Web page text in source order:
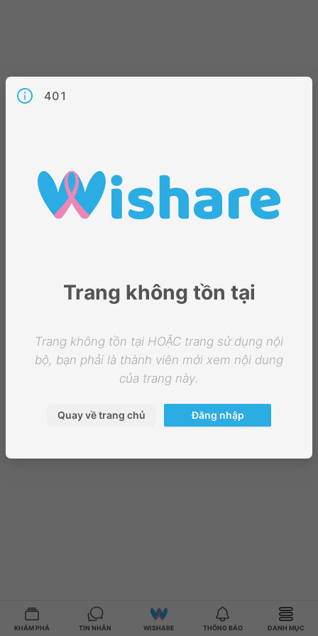
KHÁM PHÁ TIN NHẮN WISHARE THÔNG BÁO DANH MỤC
401
Trang không tồn tại
Trang không tồn tại HOẶC trang sử dụng nội
bộ, bạn phải là thành viên mới xem nội dung
của trang này.
Quay về trang chủ Đăng nhập